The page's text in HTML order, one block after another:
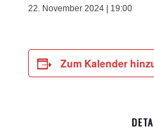
22. November 2024 | 19:00
Zum Kalender